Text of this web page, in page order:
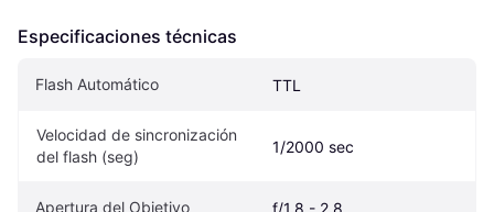
Especificaciones técnicas
Flash Automático TTL
Velocidad de sincronización
del flash (seg)
1/2000 sec
Apertura del Objetivo